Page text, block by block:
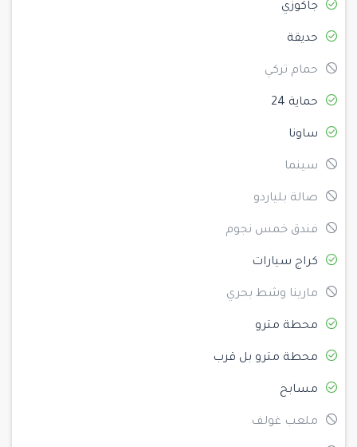
جاكوزي
حديقة
حمام تركي
حماية 24
ساونا
سينما
صالة بلياردو
فندق خمس نجوم
كراج سيارات
مارينا وشط بحري
محطة مترو
محطة مترو بل قرب
مسابح
ملعب غولف